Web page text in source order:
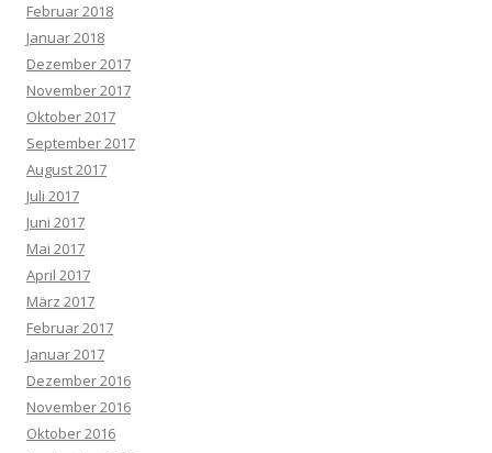
Februar 2018
Januar 2018
Dezember 2017
November 2017
Oktober 2017
September 2017
August 2017
Juli 2017
Juni 2017
Mai 2017
April 2017
März 2017
Februar 2017
Januar 2017
Dezember 2016
November 2016
Oktober 2016